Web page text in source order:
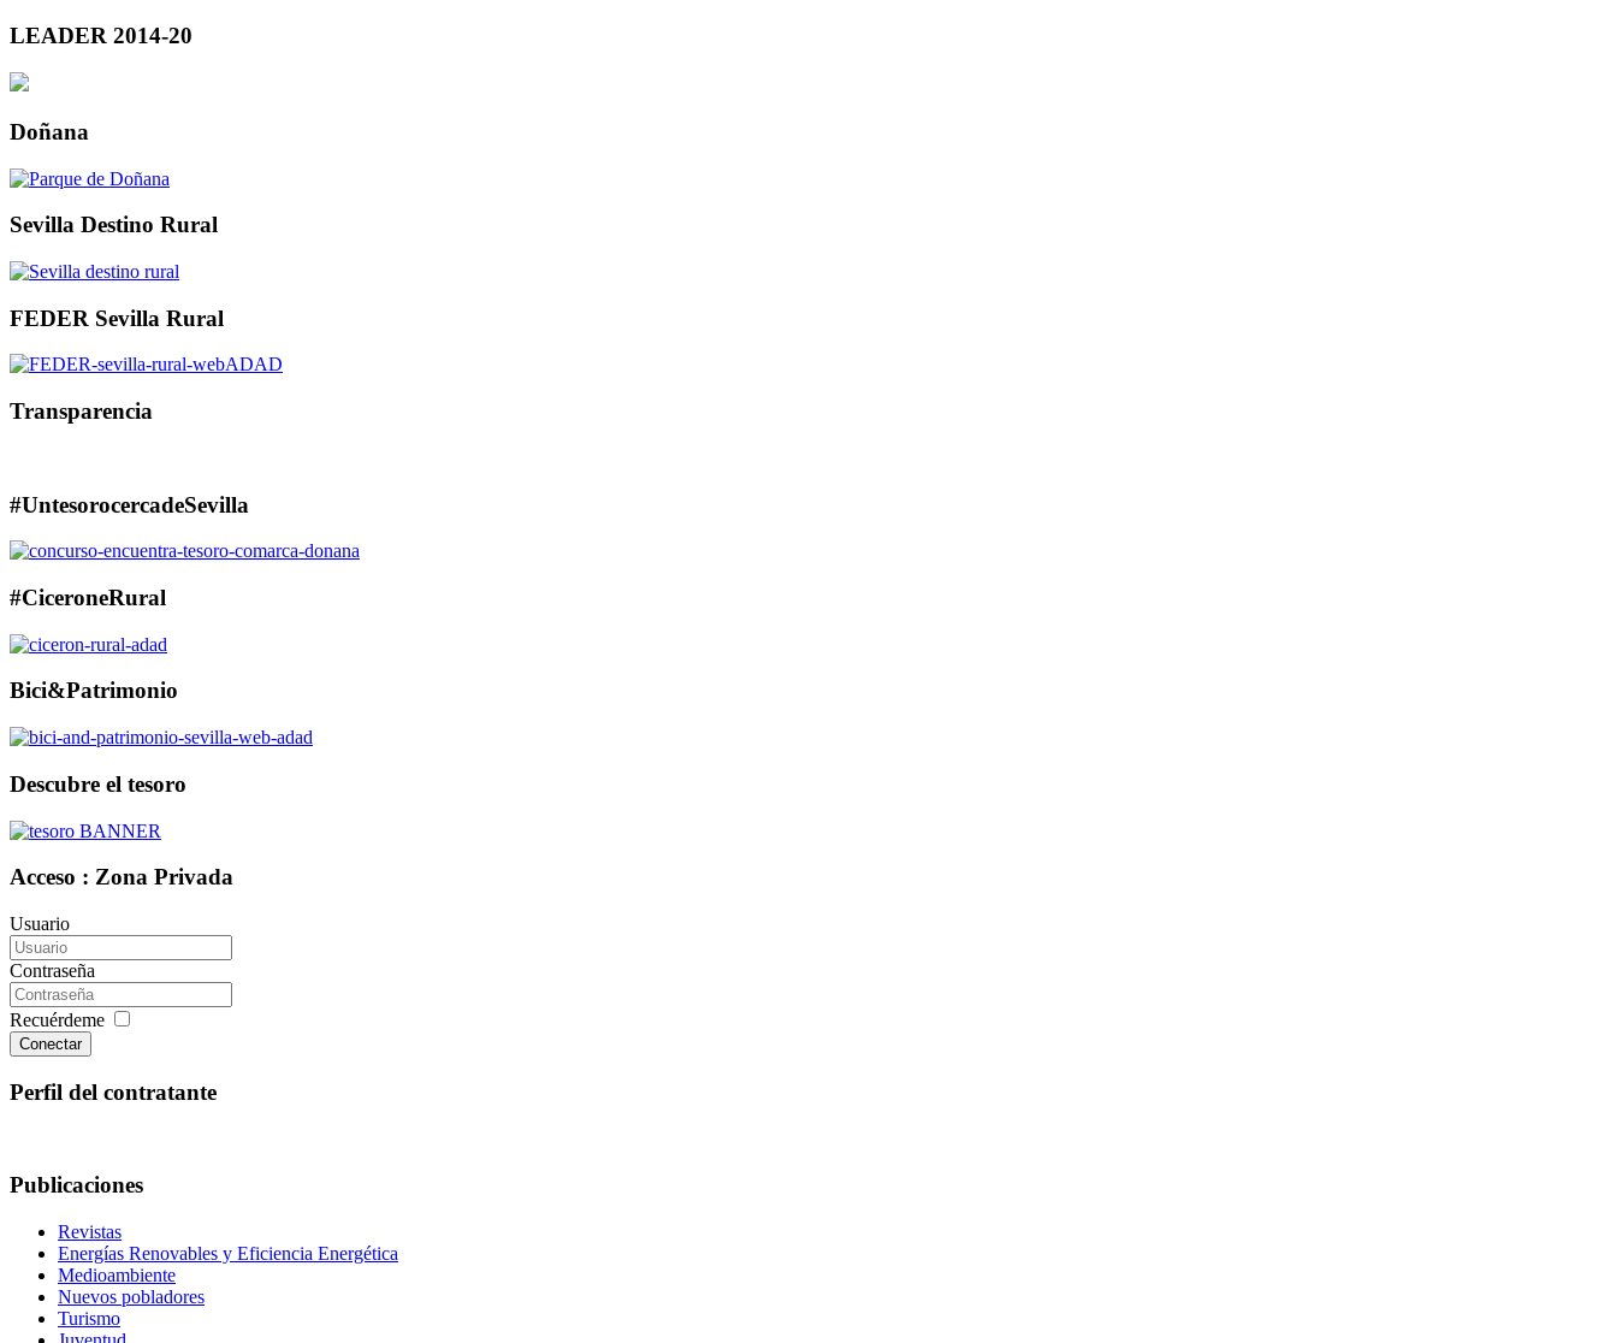
LEADER 2014-20
Doñana
Sevilla Destino Rural
FEDER Sevilla Rural
Transparencia
#UntesorocercadeSevilla
#CiceroneRural
Bici&Patrimonio
Descubre el tesoro
Acceso : Zona Privada
Usuario
Contraseña
Recuérdeme
Conectar
Perfil del contratante
Publicaciones
Revistas
Energías Renovables y Eficiencia Energética
Medioambiente
Nuevos pobladores
Turismo